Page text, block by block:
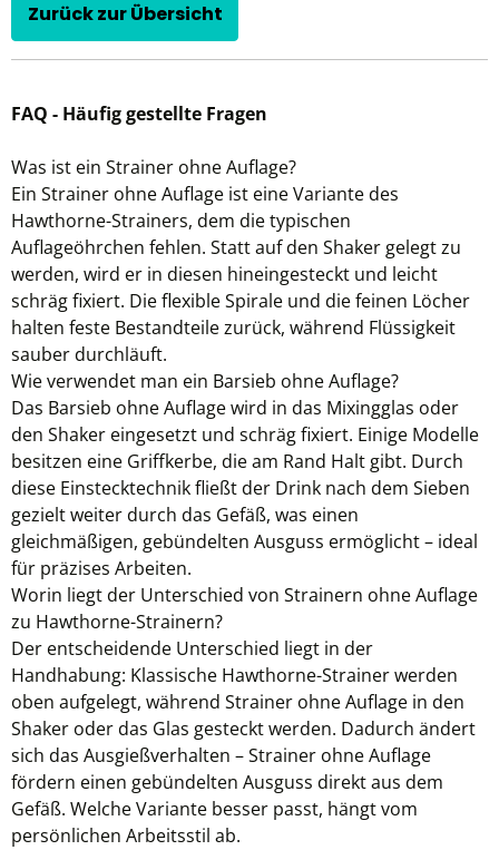
Zurück zur Übersicht
FAQ - Häufig gestellte Fragen
Was ist ein Strainer ohne Auflage?
Ein Strainer ohne Auflage ist eine Variante des
Hawthorne-Strainers, dem die typischen
Auflageöhrchen fehlen. Statt auf den Shaker gelegt zu
werden, wird er in diesen hineingesteckt und leicht
schräg fixiert. Die flexible Spirale und die feinen Löcher
halten feste Bestandteile zurück, während Flüssigkeit
sauber durchläuft.
Wie verwendet man ein Barsieb ohne Auflage?
Das Barsieb ohne Auflage wird in das Mixingglas oder
den Shaker eingesetzt und schräg fixiert. Einige Modelle
besitzen eine Griffkerbe, die am Rand Halt gibt. Durch
diese Einstecktechnik fließt der Drink nach dem Sieben
gezielt weiter durch das Gefäß, was einen
gleichmäßigen, gebündelten Ausguss ermöglicht – ideal
für präzises Arbeiten.
Worin liegt der Unterschied von Strainern ohne Auflage
zu Hawthorne-Strainern?
Der entscheidende Unterschied liegt in der
Handhabung: Klassische Hawthorne-Strainer werden
oben aufgelegt, während Strainer ohne Auflage in den
Shaker oder das Glas gesteckt werden. Dadurch ändert
sich das Ausgießverhalten – Strainer ohne Auflage
fördern einen gebündelten Ausguss direkt aus dem
Gefäß. Welche Variante besser passt, hängt vom
persönlichen Arbeitsstil ab.